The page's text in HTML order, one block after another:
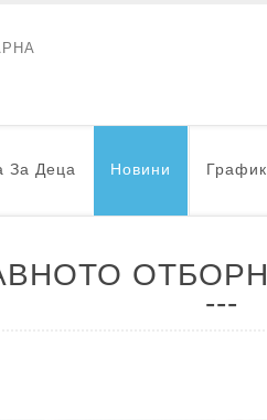
За Деца Новини График